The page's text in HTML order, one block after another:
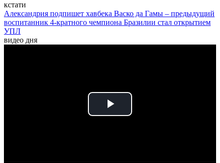
кстати
Александрия подпишет хавбека Васко да Гамы – предыдущий
воспитанник 4-кратного чемпиона Бразилии стал открытием
УПЛ
видео дня
Play